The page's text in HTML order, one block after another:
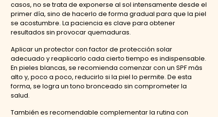
casos, no se trata de exponerse al sol intensamente desde el
primer día, sino de hacerlo de forma gradual para que la piel
se acostumbre. La paciencia es clave para obtener
resultados sin provocar quemaduras.
Aplicar un protector con factor de protección solar
adecuado y reaplicarlo cada cierto tiempo es indispensable.
En pieles blancas, se recomienda comenzar con un SPF más
alto y, poco a poco, reducirlo si la piel lo permite. De esta
forma, se logra un tono bronceado sin comprometer la
salud.
También es recomendable complementar la rutina con